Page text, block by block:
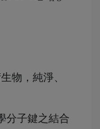
物，純淨、
分子鍵之結合